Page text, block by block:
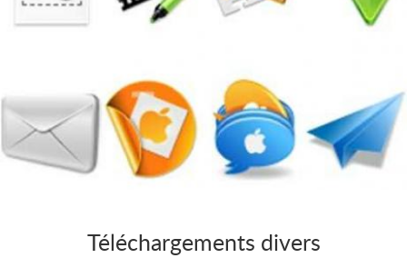
Téléchargements divers